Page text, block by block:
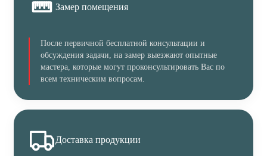
Замер помещения
После первичной бесплатной консультации и
обсуждения задачи, на замер выезжают опытные
мастера, которые могут проконсультировать Вас по
всем техническим вопросам.
Доставка продукции